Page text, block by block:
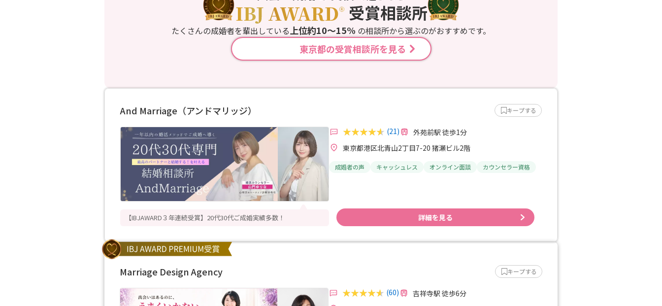
たくさんの成婚者を輩出している上位約10〜15% の相談所から選ぶのがおすすめです。
東京都の受賞相談所を見る
And Marriage（アンドマリッジ） キープする
【IBJAWARD３年連続受賞】20代30代ご成婚実績多数！
(21)
外苑前駅 徒歩1分
東京都港区北青山2丁目7-20 猪瀬ビル2階
成婚者の声 キャッシュレス オンライン面談 カウンセラー資格
詳細を見る
Marriage Design Agency キープする
(60)
吉祥寺駅 徒歩6分